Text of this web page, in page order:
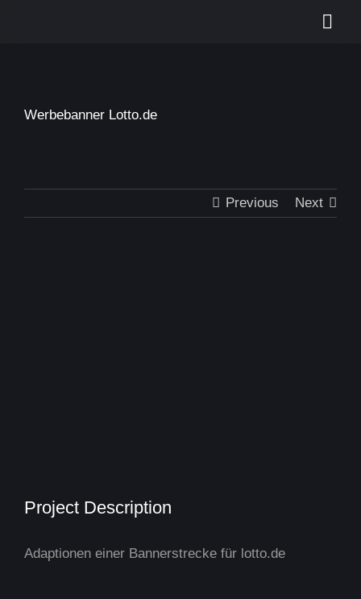
Leistungen
Werbebanner Lotto.de
Previous Next
Project Description
Adaptionen einer Bannerstrecke für lotto.de